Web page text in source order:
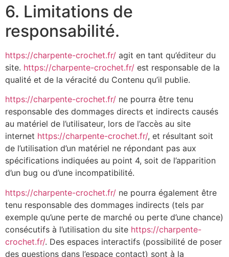
6. Limitations de
responsabilité.
https://charpente-crochet.fr/ agit en tant qu’éditeur du
site. https://charpente-crochet.fr/ est responsable de la
qualité et de la véracité du Contenu qu’il publie.
https://charpente-crochet.fr/ ne pourra être tenu
responsable des dommages directs et indirects causés
au matériel de l’utilisateur, lors de l’accès au site
internet https://charpente-crochet.fr/, et résultant soit
de l’utilisation d’un matériel ne répondant pas aux
spécifications indiquées au point 4, soit de l’apparition
d’un bug ou d’une incompatibilité.
https://charpente-crochet.fr/ ne pourra également être
tenu responsable des dommages indirects (tels par
exemple qu’une perte de marché ou perte d’une chance)
consécutifs à l’utilisation du site https://charpente-
crochet.fr/. Des espaces interactifs (possibilité de poser
des questions dans l’espace contact) sont à la